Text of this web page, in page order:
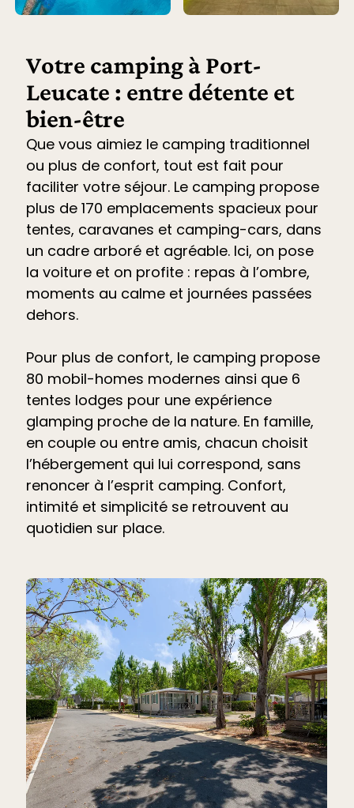
Votre camping à Port-
Leucate : entre détente et
bien-être
Que vous aimiez le camping traditionnel
ou plus de confort, tout est fait pour
faciliter votre séjour. Le camping propose
plus de 170 emplacements spacieux pour
tentes, caravanes et camping-cars, dans
un cadre arboré et agréable. Ici, on pose
la voiture et on profite : repas à l’ombre,
moments au calme et journées passées
dehors.
Pour plus de confort, le camping propose
80 mobil-homes modernes ainsi que 6
tentes lodges pour une expérience
glamping proche de la nature. En famille,
en couple ou entre amis, chacun choisit
l’hébergement qui lui correspond, sans
renoncer à l’esprit camping. Confort,
intimité et simplicité se retrouvent au
quotidien sur place.